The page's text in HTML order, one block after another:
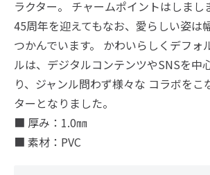
ラクター。 チャームポイントはしまし
45周年を迎えてもなお、愛らしい姿は
つかんでいます。 かわいらしくデフォ
ルは、デジタルコンテンツやSNSを中
り、ジャンル問わず様々な コラボをこ
ターとなりました。
■ 厚み：1.0㎜
■ 素材：PVC